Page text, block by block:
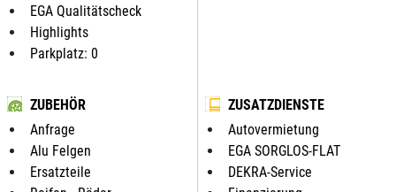
EGA Qualitätscheck
Highlights
Parkplatz: 0
ZUBEHÖR
Anfrage
Alu Felgen
Ersatzteile
ZUSATZDIENSTE
Autovermietung
EGA SORGLOS-FLAT
DEKRA-Service